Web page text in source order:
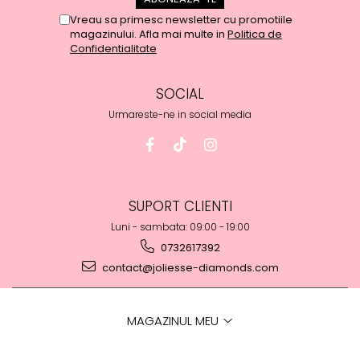
Vreau sa primesc newsletter cu promotiile
magazinului. Afla mai multe in Politica de
Confidentialitate
SOCIAL
Urmareste-ne in social media
SUPORT CLIENTI
Luni - sambata: 09:00 - 19:00
0732617392
contact@joliesse-diamonds.com
MAGAZINUL MEU